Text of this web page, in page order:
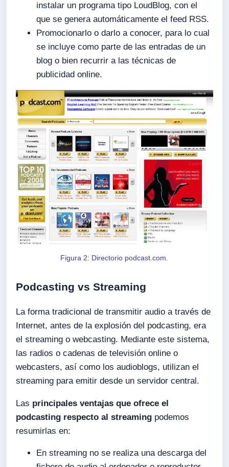
instalar un programa tipo LoudBlog, con el
que se genera automáticamente el feed RSS.
Promocionarlo o darlo a conocer, para lo cual
se incluye como parte de las entradas de un
blog o bien recurrir a las técnicas de
publicidad online.
Figura 2: Directorio podcast.com.
Podcasting vs Streaming
La forma tradicional de transmitir audio a través de
Internet, antes de la explosión del podcasting, era
el streaming o webcasting. Mediante este sistema,
las radios o cadenas de televisión online o
webcasters, así como los audioblogs, utilizan el
streaming para emitir desde un servidor central.
Las principales ventajas que ofrece el
podcasting respecto al streaming podemos
resumirlas en:
En streaming no se realiza una descarga del